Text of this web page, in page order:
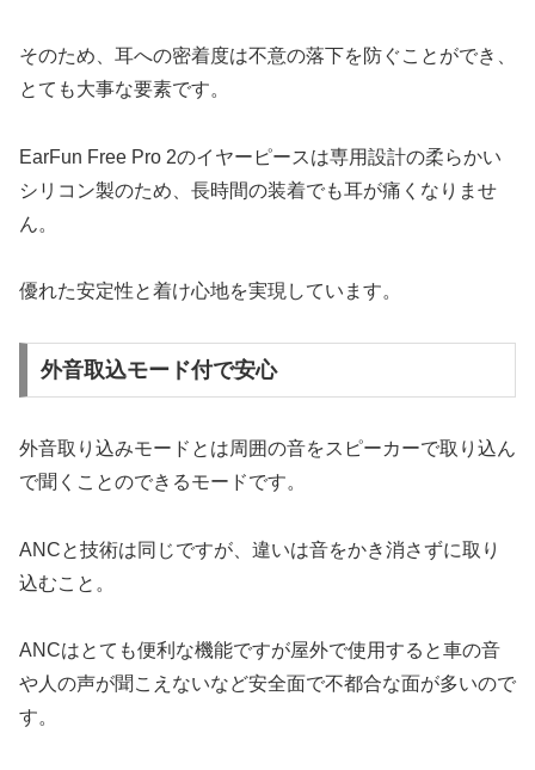
そのため、耳への密着度は不意の落下を防ぐことができ、
とても大事な要素です。
EarFun Free Pro 2のイヤーピースは専用設計の柔らかい
シリコン製のため、長時間の装着でも耳が痛くなりませ
ん。
優れた安定性と着け心地を実現しています。
外音取込モード付で安心
外音取り込みモードとは周囲の音をスピーカーで取り込ん
で聞くことのできるモードです。
ANCと技術は同じですが、違いは音をかき消さずに取り
込むこと。
ANCはとても便利な機能ですが屋外で使用すると車の音
や人の声が聞こえないなど安全面で不都合な面が多いので
す。